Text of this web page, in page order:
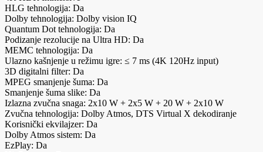
HLG tehnologija: Da
Dolby tehnologija: Dolby vision IQ
Quantum Dot tehnologija: Da
Podizanje rezolucije na Ultra HD: Da
MEMC tehnologija: Da
Ulazno kašnjenje u režimu igre: ≤ 7 ms (4K 120Hz input)
3D digitalni filter: Da
MPEG smanjenje šuma: Da
Smanjenje šuma slike: Da
Izlazna zvučna snaga: 2x10 W + 2x5 W + 20 W + 2x10 W
Zvučna tehnologija: Dolby Atmos, DTS Virtual X dekodiranje
Korisnički ekvilajzer: Da
Dolby Atmos sistem: Da
EzPlay: Da